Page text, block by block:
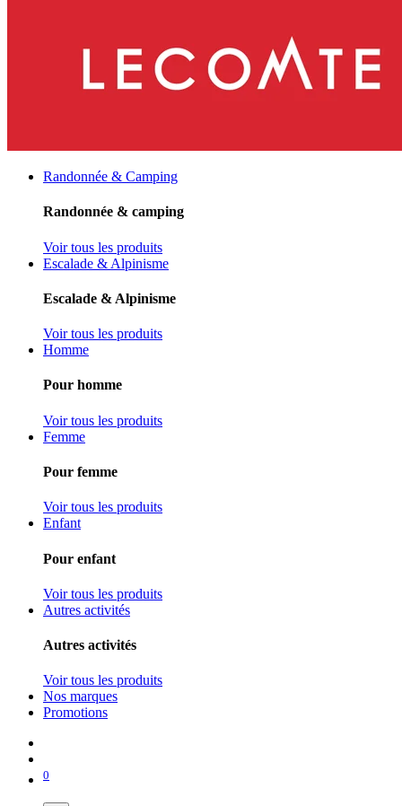
Randonnée & Camping
Randonnée & camping
Voir tous les produits
Escalade & Alpinisme
Escalade & Alpinisme
Voir tous les produits
Homme
Pour homme
Voir tous les produits
Femme
Pour femme
Voir tous les produits
Enfant
Pour enfant
Voir tous les produits
Autres activités
Autres activités
Voir tous les produits
Nos marques
Promotions
0